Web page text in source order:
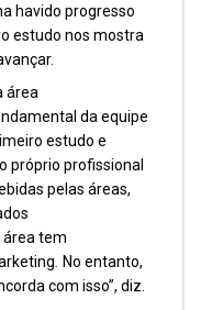
havido progresso
estudo nos mostra
área
da equipe
estudo e
próprio profissional
pelas áreas,
tem
. No entanto,
com isso”, diz.